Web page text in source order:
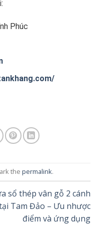
Phúc
the permalink.
sổ thép vân gỗ 2 cánh
Tam Đảo – Ưu nhược
điểm và ứng dụng